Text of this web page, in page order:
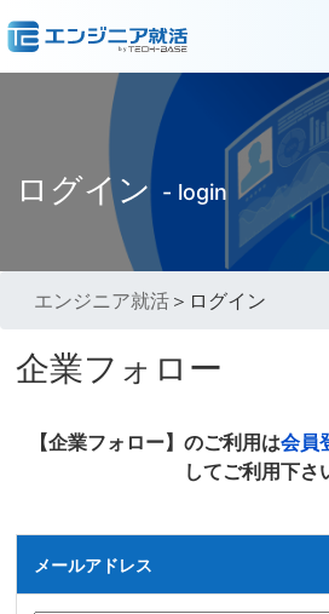
ログイン - login
エンジニア就活 ＞ログイン
企業フォロー
【企業フォロー】のご利用は会員
してご利用下さ
メールアドレス